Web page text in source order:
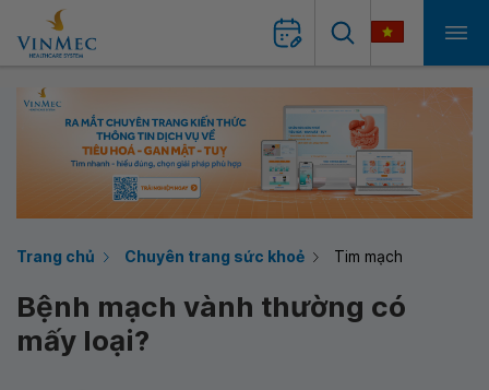
Trang chủ Chuyên trang sức khoẻ Tim mạch
Bệnh mạch vành thường có
mấy loại?